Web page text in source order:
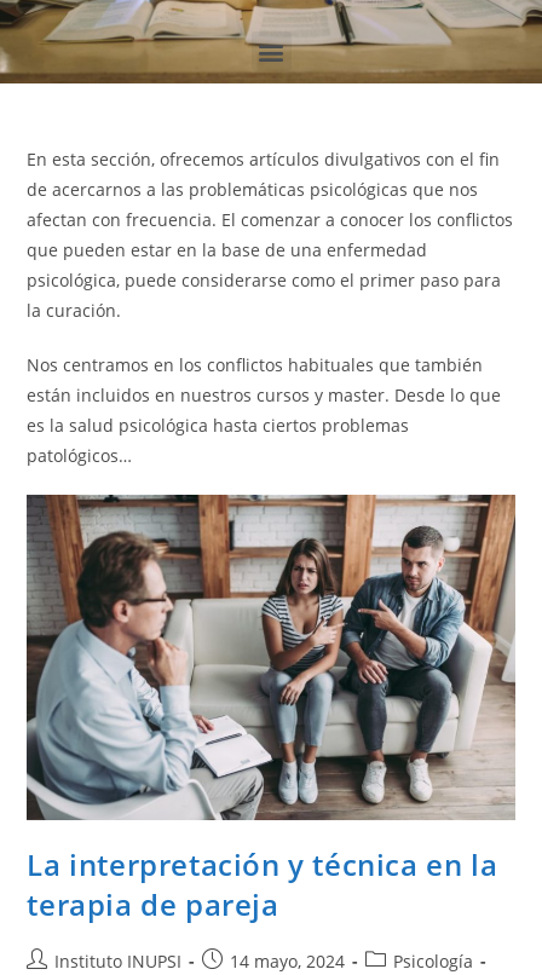
En esta sección, ofrecemos artículos divulgativos con el fin
de acercarnos a las problemáticas psicológicas que nos
afectan con frecuencia. El comenzar a conocer los conflictos
que pueden estar en la base de una enfermedad
psicológica, puede considerarse como el primer paso para
la curación.
Nos centramos en los conflictos habituales que también
están incluidos en nuestros cursos y master. Desde lo que
es la salud psicológica hasta ciertos problemas
patológicos…
La interpretación y técnica en la
terapia de pareja
Instituto INUPSI 14 mayo, 2024
Psicología